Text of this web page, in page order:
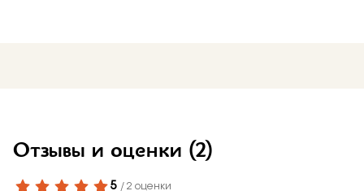
Отзывы и оценки (2)
5 / 2 оценки